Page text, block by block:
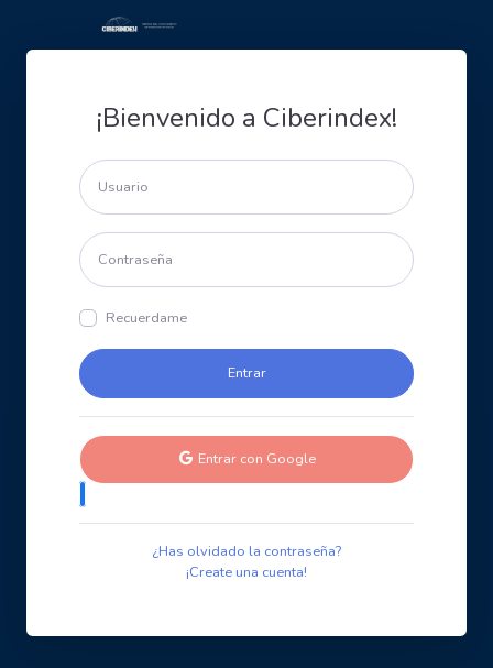
¡Bienvenido a Ciberindex!
Recuerdame
Entrar con Google
¿Has olvidado la contraseña?
¡Create una cuenta!